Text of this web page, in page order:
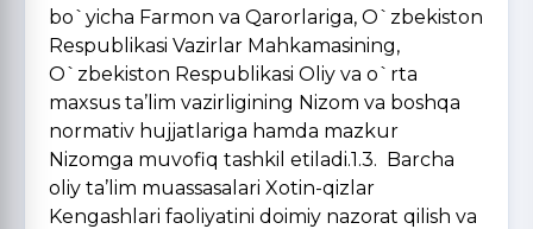
bo`yicha Farmon va Qarorlariga, O`zbekiston
Respublikasi Vazirlar Mahkamasining,
O`zbekiston Respublikasi Oliy va o`rta
maxsus ta’lim vazirligining Nizom va boshqa
normativ hujjatlariga hamda mazkur
Nizomga muvofiq tashkil etiladi.1.3. Barcha
oliy ta’lim muassasalari Xotin-qizlar
Kengashlari faoliyatini doimiy nazorat qilish va